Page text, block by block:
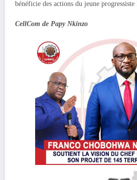
bénéficie des actions du jeune progressiste
CellCom de Papy Nkinzo